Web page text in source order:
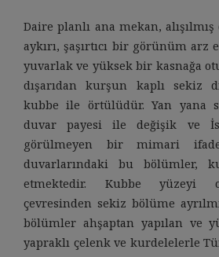
Daire planlı ana mekan,
aykırı, şaşırtıcı bir görünüm
yuvarlak ve yüksek bir kasnağa
dışarıdan kurşun kaplı sekiz
kubbe ile örtülüdür. Yan yana
duvar payesi ile değişik ve
görülmeyen bir mimari
duvarlarındaki bu bölümler,
etmektedir. Kubbe yüzeyi
çevresinden sekiz bölüme
bölümler ahşaptan yapılan ve
yapraklı çelenk ve kurdelelerle